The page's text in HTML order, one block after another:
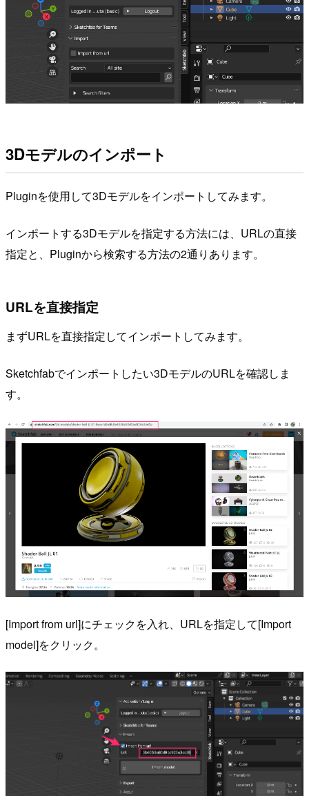
3Dモデルのインポート
Pluginを使用して3Dモデルをインポートしてみます。
インポートする3Dモデルを指定する方法には、URLの直接
指定と、Pluginから検索する方法の2通りあります。
URLを直接指定
まずURLを直接指定してインポートしてみます。
Sketchfabでインポートしたい3DモデルのURLを確認しま
す。
[Import from url]にチェックを入れ、URLを指定して[Import
model]をクリック。